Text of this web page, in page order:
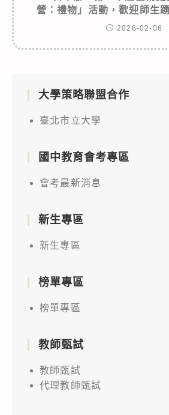
營：禮物」活動，歡迎師生
2026-02-06
大學策略聯盟合作
臺北市立大學
國中教育會考專區
會考最新消息
新生專區
新生專區
榜單專區
榜單專區
教師甄試
教師甄試
代理教師甄試